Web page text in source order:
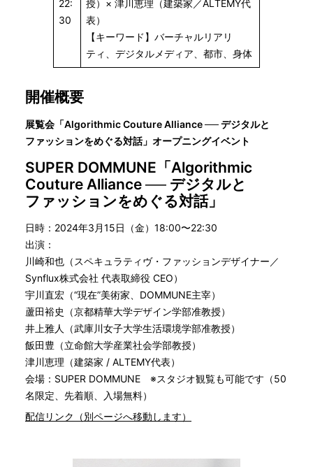
22:
30
授）× 津川恵理（建築家／ALTEMY代
表）
【キーワード】バーチャルリアリ
ティ、デジタルメディア、都市、身体
開催概要
展覧会「Algorithmic Couture Alliance ── デジタルと
ファッションをめぐる対話」オープニングイベント
SUPER DOMMUNE「Algorithmic
Couture Alliance ── デジタルと
ファッションをめぐる対話」
日時：2024年3月15日（金）18:00〜22:30
出演：
川崎和也（スペキュラティヴ・ファッションデザイナー／
Synflux株式会社 代表取締役 CEO）
宇川直宏（“現在”美術家、DOMMUNE主宰）
蘆田裕史（京都精華大学デザイン学部准教授）
井上雅人（武庫川女子大学生活環境学部准教授）
飯田豊（立命館大学産業社会学部教授）
津川恵理（建築家 / ALTEMY代表）
会場：SUPER DOMMUNE ※スタジオ観覧も可能です（50
名限定、先着順、入場無料）
配信リンク（別ページへ移動します）